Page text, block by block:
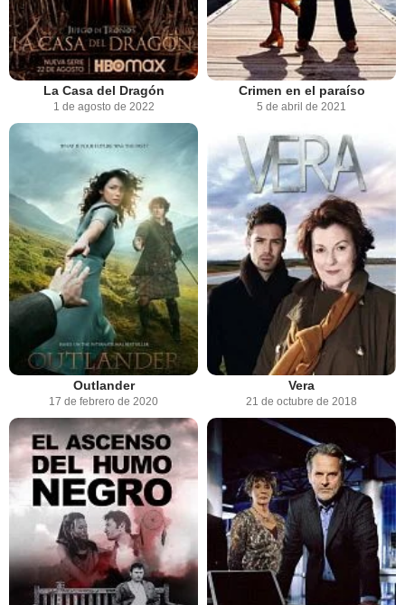
La Casa del Dragón
1 de agosto de 2022
Crimen en el paraíso
5 de abril de 2021
Outlander
17 de febrero de 2020
Vera
21 de octubre de 2018